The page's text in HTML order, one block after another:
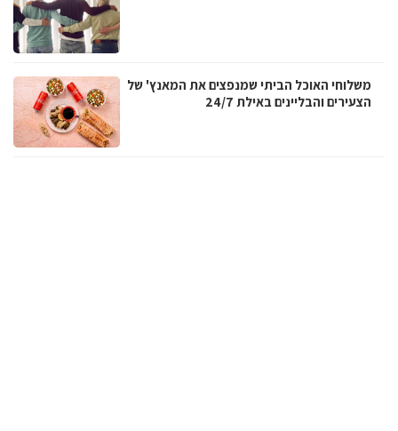
משלוחי האוכל הביתי שמנפצים את המאנץ' של
הצעירים והבליינים באילת 24/7